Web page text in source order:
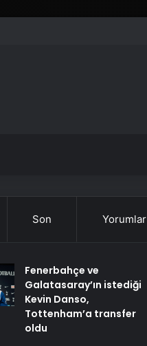
Son Yorumlar
Fenerbahçe ve
Galatasaray’ın istediği
Kevin Danso,
Tottenham’a transfer
oldu